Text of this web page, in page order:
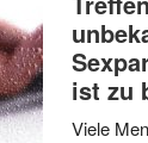
ist zu
Viele